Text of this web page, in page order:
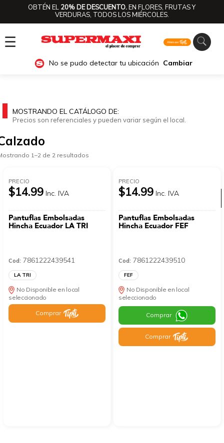
OBTÉN EL 20% DE DESCUENTO.EN FLORES, FRUTAS Y
VERDURAS, TODOS LOS MIÉRCOLES.
☰
No se pudo detectar tu ubicación Cambiar
Ver categorías
MOSTRANDO EL CATÁLOGO DE:
Precios son referenciales y pueden variar según el local.
1–2 de 2 resultados
PRECIO
$14.99 Inc. IVA
Pantuflas Embolsadas
Hincha Ecuador LA TRI
Cod: 7861222439541
LA TRI
No Disponible en local
seleccionado
Comprar
PRECIO
$14.99 Inc. IVA
Pantuflas Embolsadas
Hincha Ecuador FEF
Cod: 7861222439510
FEF
No Disponible en local
seleccionado
Comprar
Comprar